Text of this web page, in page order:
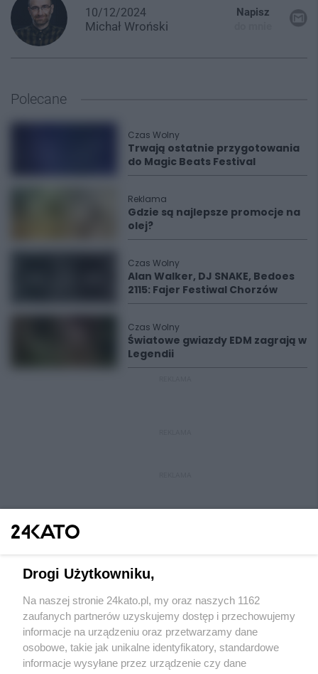
10/12/2024
Michał Wroński
Napisz
Polecane
Czas Wolny
Trwają ostatnie przygotowania
do Magic Beats Festival
Reklama
Gdzie są najlepsze promocje na
olej?
Czas Wolny
Alan Walker, DJ SNAKE, Bedoes
2115: Fajer Festiwal Chorzów
Czas Wolny
Światowe gwiazdy EDM zagrają w
Legendii
Wydawca mediów lokalnych
Drogi Użytkowniku,
Na naszej stronie 24kato.pl, my oraz naszych 1162
zaufanych partnerów uzyskujemy dostęp i przechowujemy
informacje na urządzeniu oraz przetwarzamy dane
osobowe, takie jak unikalne identyfikatory, standardowe
informacje wysyłane przez urządzenie czy dane